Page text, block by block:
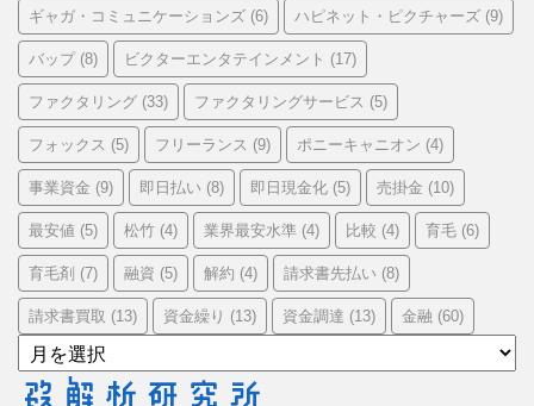
ギャガ・コミュニケーションズ (6) ハピネット・ピクチャーズ (9)
バップ(8) ビクターエンタテインメント (17)
ファクタリング (33) ファクタリングサービス (5)
フォックス (5) フリーランス (9) ポニーキャニオン (4)
事業資金 (9) 即日払い (8) 即日現金化 (5) 売掛金 (10)
最安値 (5) 松竹 (4) 業界最安水準 (4) 比較 (4) 育毛 (6)
育毛剤 (7) 融資 (5) 解約 (4) 請求書先払い (8)
請求書買取 (13) 資金繰り (13) 資金調達 (13) 金融 (60)
ア
ー
カ